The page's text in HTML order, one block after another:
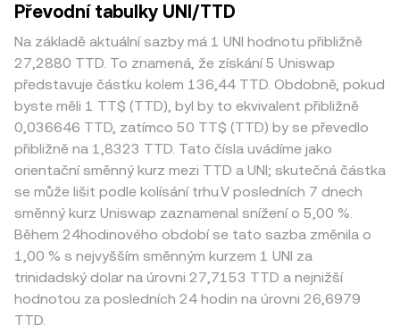
Převodní tabulky UNI/TTD
Na základě aktuální sazby má 1 UNI hodnotu přibližně
27,2880 TTD. To znamená, že získání 5 Uniswap
představuje částku kolem 136,44 TTD. Obdobně, pokud
byste měli 1 TT$ (TTD), byl by to ekvivalent přibližně
0,036646 TTD, zatímco 50 TT$ (TTD) by se převedlo
přibližně na 1,8323 TTD. Tato čísla uvádíme jako
orientační směnný kurz mezi TTD a UNI; skutečná částka
se může lišit podle kolísání trhu.V posledních 7 dnech
směnný kurz Uniswap zaznamenal snížení o 5,00 %.
Během 24hodinového období se tato sazba změnila o
1,00 % s nejvyšším směnným kurzem 1 UNI za
trinidadský dolar na úrovni 27,7153 TTD a nejnižší
hodnotou za posledních 24 hodin na úrovni 26,6979
TTD.